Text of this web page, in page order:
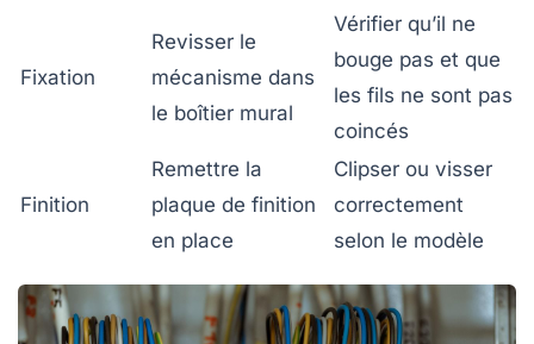
Fixation
Revisser le
mécanisme dans
le boîtier mural
Vérifier qu’il ne
bouge pas et que
les fils ne sont pas
coincés
Finition
Remettre la
plaque de finition
en place
Clipser ou visser
correctement
selon le modèle